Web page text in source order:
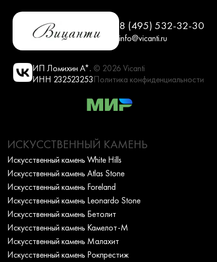
8 (495) 532-32-30
info@vicanti.ru
ИП Ломихин А*.
ИНН 232523253
© 2026 Vicanti
Политика конфиденциальности
ИСКУССТВЕННЫЙ КАМЕНЬ
Искусcтвенный камень White Hills
Искусcтвенный камень Atlas Stone
Искусcтвенный камень Foreland
Искусcтвенный камень Leonardo Stone
Искусcтвенный камень Бетолит
Искусcтвенный камень Камелот-М
Искусcтвенный камень Малахит
Искусcтвенный камень Рокпрестиж